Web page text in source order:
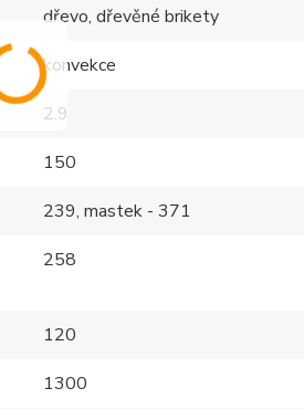
dřevo, dřevěné brikety
konvekce
2,9
150
239, mastek - 371
258
120
1300